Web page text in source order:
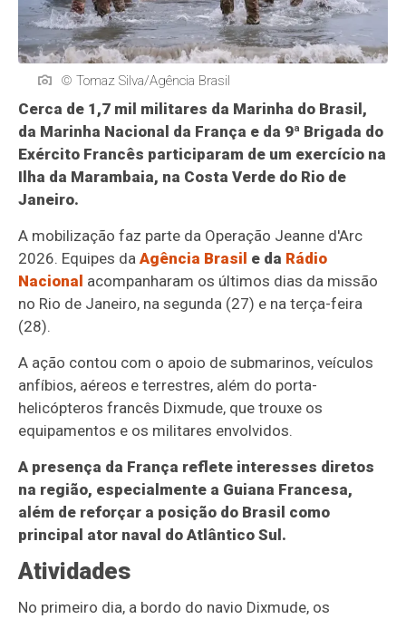
© Tomaz Silva/Agência Brasil
Cerca de 1,7 mil militares da Marinha do Brasil,
da Marinha Nacional da França e da 9ª Brigada do
Exército Francês participaram de um exercício na
Ilha da Marambaia, na Costa Verde do Rio de
Janeiro.
A mobilização faz parte da Operação Jeanne d'Arc
2026. Equipes daAgência Brasil e da Rádio
Nacional acompanharam os últimos dias da missão
no Rio de Janeiro, na segunda (27) e na terça-feira
(28).
A ação contou com o apoio de submarinos, veículos
anfíbios, aéreos e terrestres, além do porta-
helicópteros francês Dixmude, que trouxe os
equipamentos e os militares envolvidos.
A presença da França reflete interesses diretos
na região, especialmente a Guiana Francesa,
além de reforçar a posição do Brasil como
principal ator naval do Atlântico Sul.
Atividades
No primeiro dia, a bordo do navio Dixmude, os